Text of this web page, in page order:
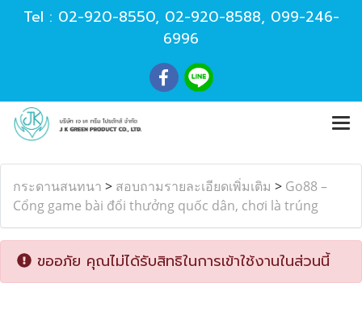
Tel : 02-920-8550, 02-920-8588, 099-246-
6996
กระดานสนทนา > สอบถามรายละเอียดเพิ่มเติม > Go88 –
Cổng game bài đổi thưởng quốc dân, chơi là trúng
ขออภัย คุณไม่ได้รับสิทธิในการเข้าใช้งานในส่วนนี้